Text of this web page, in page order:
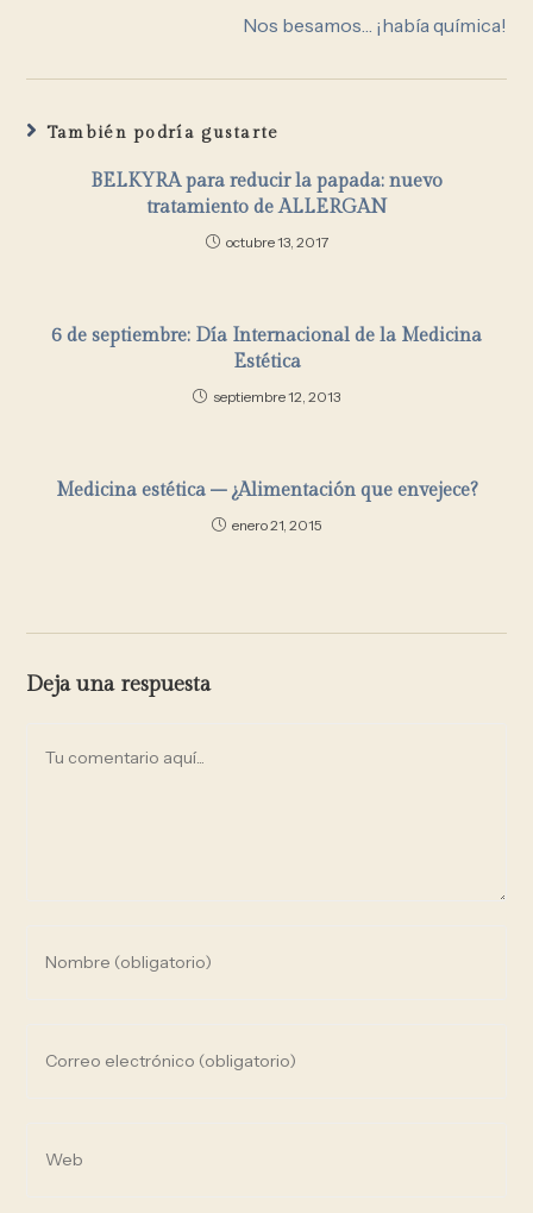
Nos besamos… ¡había química!
También podría gustarte
BELKYRA para reducir la papada: nuevo
tratamiento de ALLERGAN
octubre 13, 2017
6 de septiembre: Día Internacional de la Medicina
Estética
septiembre 12, 2013
Medicina estética – ¿Alimentación que envejece?
enero 21, 2015
Deja una respuesta